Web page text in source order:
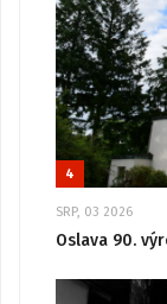
4
SRP, 03 2026
Oslava 90.